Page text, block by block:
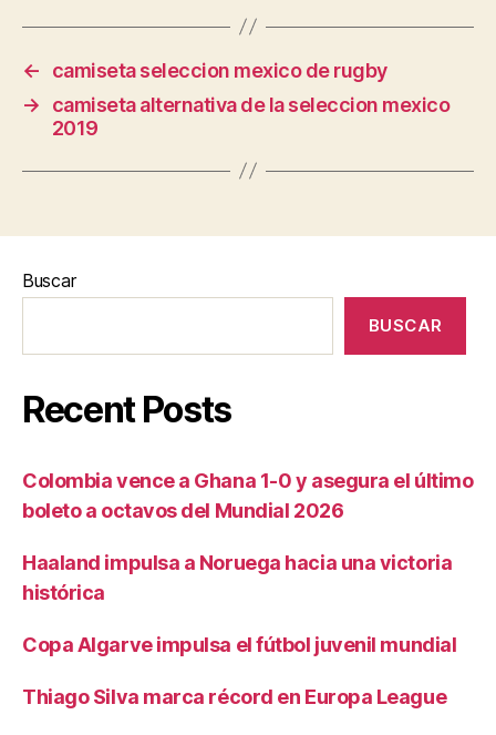
←
camiseta seleccion mexico de rugby
→
camiseta alternativa de la seleccion mexico
2019
Buscar
BUSCAR
Recent Posts
Colombia vence a Ghana 1-0 y asegura el último
boleto a octavos del Mundial 2026
Haaland impulsa a Noruega hacia una victoria
histórica
Copa Algarve impulsa el fútbol juvenil mundial
Thiago Silva marca récord en Europa League